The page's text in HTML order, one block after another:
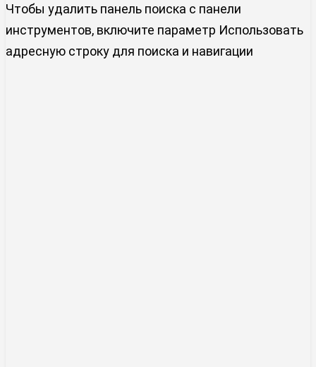
Чтобы удалить панель поиска с панели
инструментов, включите параметр Использовать
адресную строку для поиска и навигации